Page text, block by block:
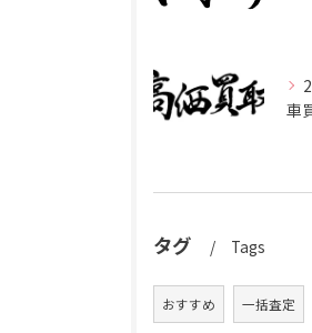
タグ Tags
おすすめ 一括査定